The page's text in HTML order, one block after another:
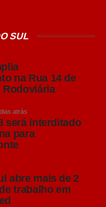
de cada
ao cidadão.
à saúde. Mas
temos carência
de alta
a parceria
com o plano
Estado. Nós
de cada
pudesse
Simões.
SUL
na Rua 14 de
Rodoviária
atrás
será interditado
para
abre mais de 2
trabalho em